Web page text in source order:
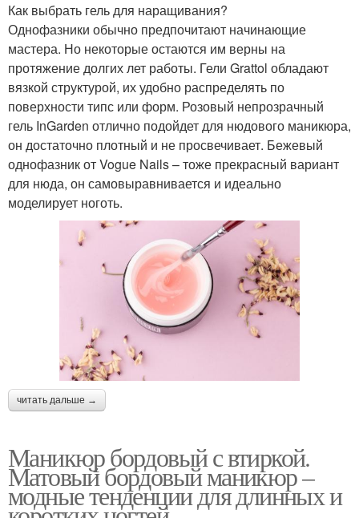
Как выбрать гель для наращивания?
Однофазники обычно предпочитают начинающие
мастера. Но некоторые остаются им верны на
протяжение долгих лет работы. Гели Grattol обладают
вязкой структурой, их удобно распределять по
поверхности типс или форм. Розовый непрозрачный
гель InGarden отлично подойдет для нюдового маникюра,
он достаточно плотный и не просвечивает. Бежевый
однофазник от Vogue Nails – тоже прекрасный вариант
для нюда, он самовыравнивается и идеально
моделирует ноготь.
читать дальше →
Маникюр бордовый с втиркой.
Матовый бордовый маникюр –
модные тенденции для длинных и